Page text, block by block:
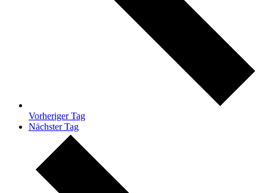
Vorheriger Tag
Nächster Tag